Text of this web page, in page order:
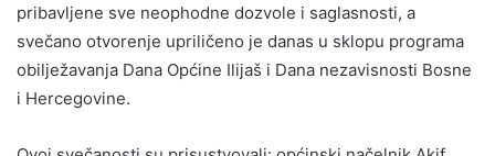
pribavljene sve neophodne dozvole i saglasnosti, a
svečano otvorenje upriličeno je danas u sklopu programa
obilježavanja Dana Općine Ilijaš i Dana nezavisnosti Bosne
i Hercegovine.